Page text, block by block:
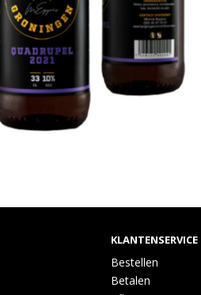
KLANTENSERVICE
Bestellen
Betalen